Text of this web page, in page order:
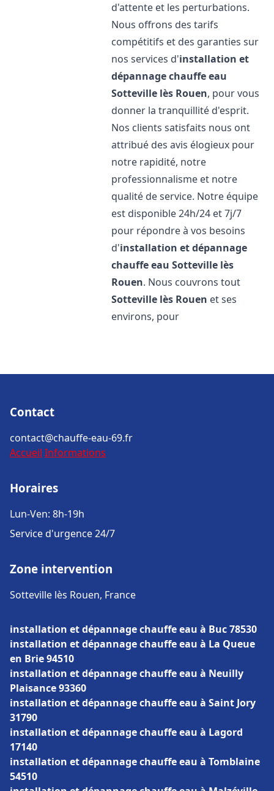
d'attente et les perturbations.
Nous offrons des tarifs
compétitifs et des garanties sur
nos services d'installation et
dépannage chauffe eau
Sotteville lès Rouen, pour vous
donner la tranquillité d'esprit.
Nos clients satisfaits nous ont
attribué des avis élogieux pour
notre rapidité, notre
professionnalisme et notre
qualité de service. Notre équipe
est disponible 24h/24 et 7j/7
pour répondre à vos besoins
d'installation et dépannage
chauffe eau Sotteville lès
Rouen. Nous couvrons tout
Sotteville lès Rouen et ses
environs, pour
Contact
contact@chauffe-eau-69.fr
Accueil Informations
Horaires
Lun-Ven: 8h-19h
Service d'urgence 24/7
Zone intervention
Sotteville lès Rouen, France
installation et dépannage chauffe eau à Buc 78530
installation et dépannage chauffe eau à La Queue
en Brie 94510
installation et dépannage chauffe eau à Neuilly
Plaisance 93360
installation et dépannage chauffe eau à Saint Jory
31790
installation et dépannage chauffe eau à Lagord
17140
installation et dépannage chauffe eau à Tomblaine
54510